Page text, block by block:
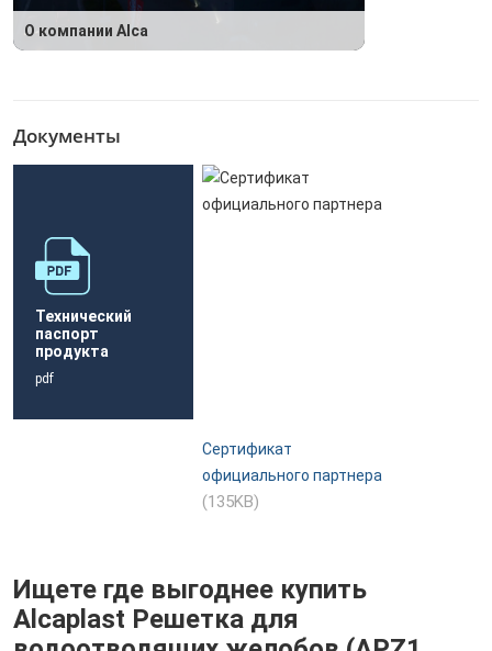
О компании Alca
Документы
Технический
паспорт
продукта
pdf
Сертификат
официального партнера
(135KB)
Ищете где выгоднее купить
Alcaplast Решетка для